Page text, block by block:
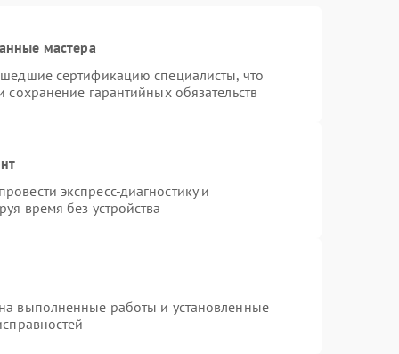
мастера
сертификацию специалисты, что
гарантийных обязательств
экспресс-диагностику и
время без устройства
выполненные работы и установленные